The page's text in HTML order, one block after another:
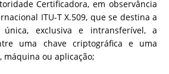
Certificadora, em observância
ITU-T X.509, que se destina a
exclusiva e intransferível, a
uma chave criptográfica e uma
máquina ou aplicação;